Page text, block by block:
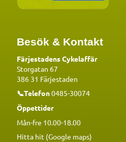
Besök & Kontakt
Färjestadens Cykelaffär
Storgatan 67
386 31 Färjestaden
📞Telefon0485-30074
Öppettider
Mån-fre 10.00-18.00
Hitta hit (Google maps)